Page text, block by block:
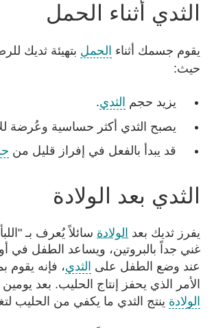
الثدي أثناء الحمل
يقوم جسمك أثناء الحمل بتهيئة ثديك
حيث:
يزيد حجم الثدي.
يصبح الثدي أكثر حساسية وعُرضة
قد يبدأ بالفعل في إفراز قليل من
الثدي بعد الولادة
يفرز ثديك بعد الولادة سائلاً يُعرف بـ
غني جداً بالبروتين، ويساعد الطفل في
عند وضع الطفل على الثدي، فإنه يقوم
الأمر الذي يحفز إنتاج الحليب. بعد يومين
الولادة ينتج الثدي ما يكفي من الحليب